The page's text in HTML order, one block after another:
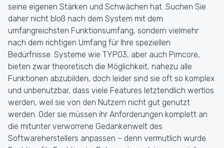
seine eigenen Stärken und Schwächen hat. Suchen Sie
daher nicht bloß nach dem System mit dem
umfangreichsten Funktionsumfang, sondern vielmehr
nach dem richtigen Umfang für Ihre speziellen
Bedürfnisse. Systeme wie TYPO3, aber auch Pimcore,
bieten zwar theoretisch die Möglichkeit, nahezu alle
Funktionen abzubilden, doch leider sind sie oft so komplex
und unbenutzbar, dass viele Features letztendlich wertlos
werden, weil sie von den Nutzern nicht gut genutzt
werden. Oder sie müssen ihr Anforderungen komplett an
die mitunter verworrene Gedankenwelt des
Softwareherstellers anpassen – denn vermutlich wurde